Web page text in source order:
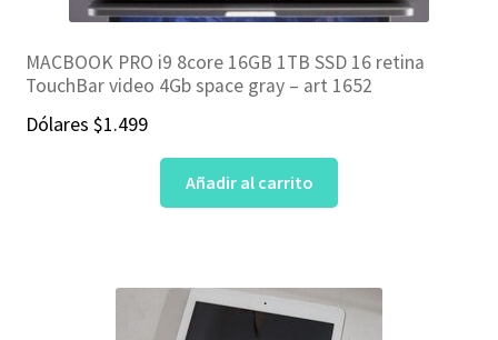
MACBOOK PRO i9 8core 16GB 1TB SSD 16 retina
TouchBar video 4Gb space gray – art 1652
Dólares $1.499
Añadir al carrito